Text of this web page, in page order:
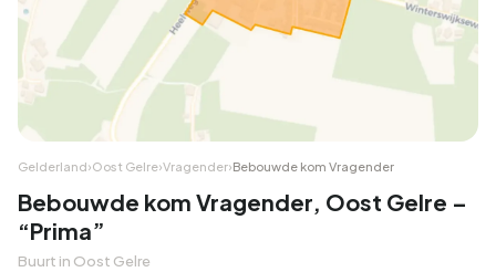
Gelderland›Oost Gelre›Vragender›Bebouwde kom Vragender
Bebouwde kom Vragender, Oost Gelre –
“Prima”
Buurt in Oost Gelre